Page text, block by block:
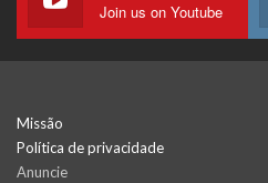
Join us on Youtube
Missão
Política de privacidade
Anuncie